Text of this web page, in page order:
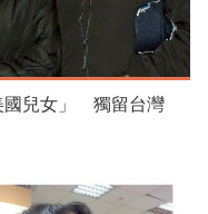
國兒女」 獨留台灣